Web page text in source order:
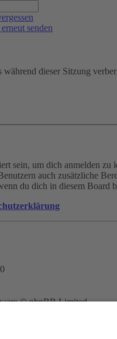
senden
dieser Sitzung
sein, um dich anmelden
auch zusätzliche
du dich in diesem Board
© phpBB Limited